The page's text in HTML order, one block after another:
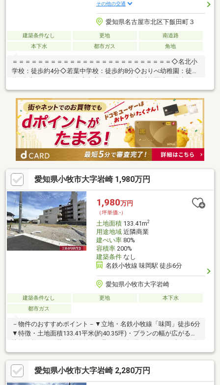
その他の交通
愛知県名古屋市北区下飯田町３
建築条件なし 更地
南道路
本下水
都市ガス 角地
＝＝＝＝＝＝＝＝＝＝＝＝＝＝＝＝＝＝＝＝＝＝＝＝＝◇名北小
学校：徒歩約4分◇若葉中学校：徒歩約8分◇おりべ幼稚園：徒歩
分◆建築条件なし！お好きなハウスメーカーで建てられます◆ス
ーパーや病院など徒歩圏内の周辺環境が充実しています◆更地、
造成渡しにつきスムーズに建築計画可能＝＝＝＝＝＝＝＝＝＝＝
＝＝＝＝＝＝＝＝＝＝＝＝＝＝＼見るだけ聞くだけOK／資金効率
が良くなるローンの組み方教えます。ネット未公開、水面下情報
多数あります。ほかのページで気になる物件もご相談ください。
愛知県小牧市大字岩崎 1,980万円
1,980万円
（坪単価:-）
土地面積133.41m2
用途地域近隣商業
建ぺい率80%
容積率200%
建築条件なし
名鉄小牧線 味岡駅 徒歩6分
愛知県小牧市大字岩崎
建築条件なし 更地
本下水
都市ガス
－物件のおすすめポイント－▼立地・名鉄小牧線「味岡」徒歩6分
▼特徴・土地面積133.41平米(約40.35坪)・プランの幅が広がる、
付土地ではないため、お好きな工務店等で建築可能・現況更地、
プランが決まり次第建築への移行がスムーズ・都市ガス・公営水
道・本下水対応エリア▼周辺環境・郷前公園 徒歩4分(約250m)・
小牧市立味岡小学校 徒歩7分(約500m)・西友味岡店 徒歩7分(約
愛知県小牧市大字岩崎 2,280万円